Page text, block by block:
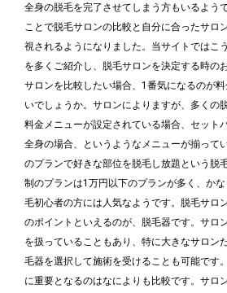
全身の脱毛を完了させてしまう方もいるよう
ことで脱毛サロンの比較と自分に合ったサロ
視されるようになりました。当サイトではこ
を多くご紹介し、脱毛サロンを決定する時の
サロンを比較したい場合、1番気になるのが
いでしょうか。サロンによりますが、多くの
料金メニューが設定されている場合、セット
全身の場合、というようなメニューが揃って
のプランで好きな部位を脱毛し放題という脱
制のプランは1万円以下のプランが多く、か
毛初心者の方には人気なようです。脱毛サロ
のポイントといえるのが、脱毛器です。サロ
を扱っていることもあり、特に大きなサロン
毛器を選択して施術を受けることも可能です
に重要となるのはなによりも比較です。サロ